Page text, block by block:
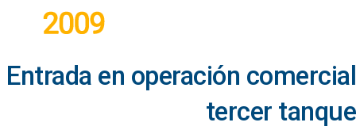
Entrada en operación comercial
tercer tanque